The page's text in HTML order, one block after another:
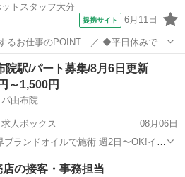
トスタッフ大分
提携サイト 6月11日
もOK ◆オフィスカジュアルな服装で
きる —————☆お仕事内
営業
院駅/パート募集/8月6日更新
～1,500円
由布院
人ボックス
08月06日
ブランドオイルで施術 週2日〜OK!イン
マ <仕事内容> 受付・カウンセリン
ン業務全般 お客様お迎えの準備(清
店の接客・事務担当